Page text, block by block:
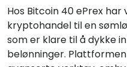
Hos Bitcoin 40 ePrex
kryptohandel til en
som er klare til å dykke
belønninger.